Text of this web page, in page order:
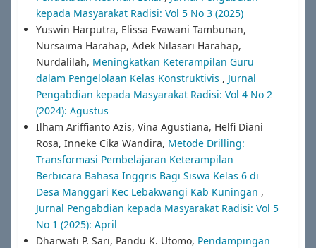
kepada Masyarakat Radisi: Vol 5 No 3 (2025)
Yuswin Harputra, Elissa Evawani Tambunan,
Nursaima Harahap, Adek Nilasari Harahap,
Nurdalilah, Meningkatkan Keterampilan Guru
dalam Pengelolaan Kelas Konstruktivis , Jurnal
Pengabdian kepada Masyarakat Radisi: Vol 4 No 2
(2024): Agustus
Ilham Ariffianto Azis, Vina Agustiana, Helfi Diani
Rosa, Inneke Cika Wandira, Metode Drilling:
Transformasi Pembelajaran Keterampilan
Berbicara Bahasa Inggris Bagi Siswa Kelas 6 di
Desa Manggari Kec Lebakwangi Kab Kuningan ,
Jurnal Pengabdian kepada Masyarakat Radisi: Vol 5
No 1 (2025): April
Dharwati P. Sari, ‪Pandu K. Utomo, Pendampingan